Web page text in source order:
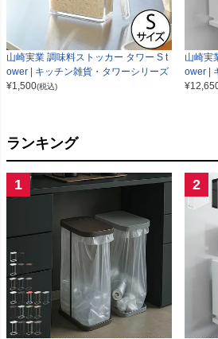
山崎実業 調味料ストッカー タワー S t
ower | キッチン雑貨・タワーシリーズ
¥1,500(税込)
山崎実
ower |
¥
ランキング
1 2